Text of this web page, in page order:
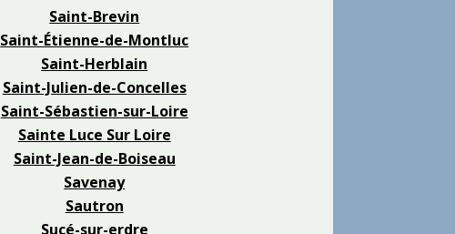
Saint-Brevin
Saint-Étienne-de-Montluc
Saint-Herblain
Saint-Julien-de-Concelles
Saint-Sébastien-sur-Loire
Sainte Luce Sur Loire
Saint-Jean-de-Boiseau
Savenay
Sautron
Sucé-sur-erdre